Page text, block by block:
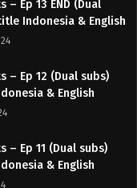
– Ep 13 END (Dual
Indonesia & English
– Ep 12 (Dual subs)
& English
– Ep 11 (Dual subs)
& English